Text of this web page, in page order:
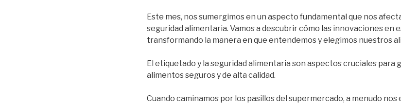
Este mes, nos sumergimos en un aspecto fundamental que nos
seguridad alimentaria. Vamos a descubrir cómo las innovaciones en
transformando la manera en que entendemos y elegimos nuestros
El etiquetado y la seguridad alimentaria son aspectos cruciales para
alimentos seguros y de alta calidad.
Cuando caminamos por los pasillos del supermercado, a menudo